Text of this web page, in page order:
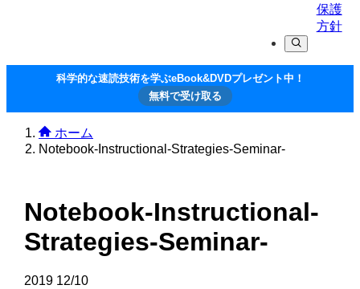
保護
方針
科学的な速読技術を学ぶeBook&DVDプレゼント中！
無料で受け取る
ホーム
Notebook-Instructional-Strategies-Seminar-
Notebook-Instructional-
Strategies-Seminar-
2019 12/10